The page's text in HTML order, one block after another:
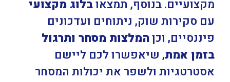
מקצועיים. בנוסף, תמצאובלוג מקצועי
עם סקירות שוק, ניתוחים ועדכונים
פיננסיים, וכןהמלצות מסחר ותרגול
בזמן אמת, שיאפשרו לכם ליישם
אסטרטגיות ולשפר את יכולות המסחר